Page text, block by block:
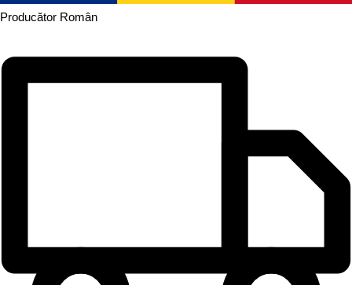
Producător Român